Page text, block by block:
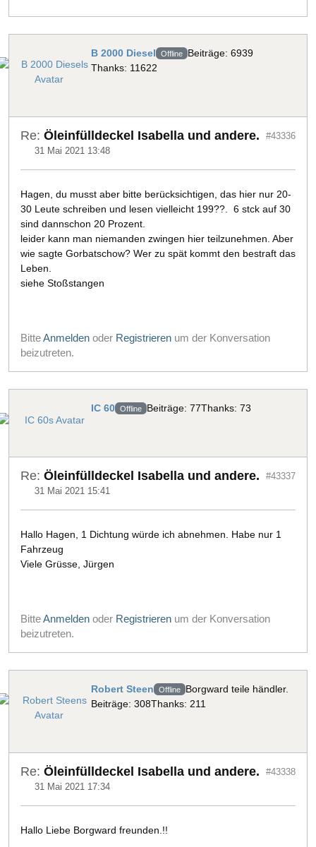
B 2000 Diesel Offline Beiträge: 6939
Thanks: 11622
Re: Öleinfülldeckel Isabella und andere.
31 Mai 2021 13:48
#43336
Hagen, du musst aber bitte berücksichtigen, das hier nur 20-
30 Leute schreiben und lesen vielleicht 199??. 6 stck auf 30
sind dannschon 20 Prozent.
leider kann man niemanden zwingen hier teilzunehmen. Aber
wie sagte Gorbatschow? Wer zu spät kommt den bestraft das
Leben.
siehe Stoßstangen
BitteAnmelden oder Registrieren um der Konversation
beizutreten.
IC 60 Offline Beiträge: 77Thanks: 73
Re: Öleinfülldeckel Isabella und andere.
31 Mai 2021 15:41
#43337
Hallo Hagen, 1 Dichtung würde ich abnehmen. Habe nur 1
Fahrzeug
Viele Grüsse, Jürgen
BitteAnmelden oder Registrieren um der Konversation
beizutreten.
Robert Steen Offline Borgward teile händler.
Beiträge: 308Thanks: 211
Re: Öleinfülldeckel Isabella und andere.
31 Mai 2021 17:34
#43338
Hallo Liebe Borgward freunden.!!